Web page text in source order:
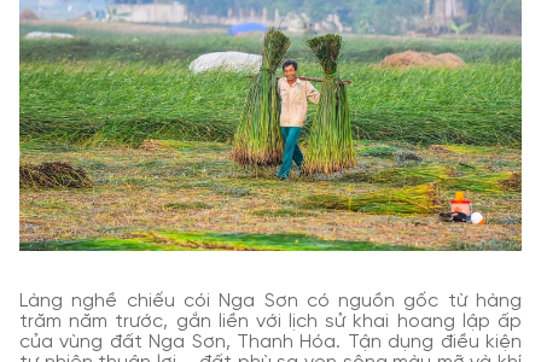
Làng nghề chiếu cói Nga Sơn có nguồn gốc từ hàng
trăm năm trước, gắn liền với lịch sử khai hoang lập ấp
của vùng đất Nga Sơn, Thanh Hóa. Tận dụng điều kiện